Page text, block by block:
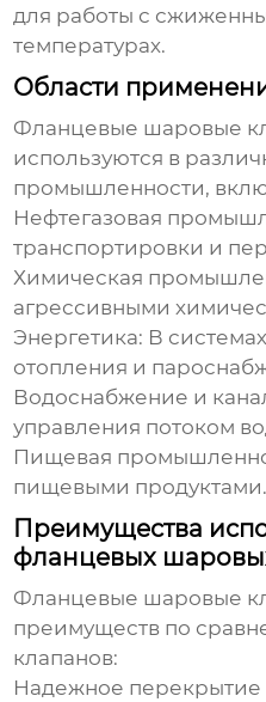
для работы с
температурах.
Области
Фланцевые шаровые
используются в
промышленности,
Нефтегазовая
транспортировки и
Химическая
агрессивными
Энергетика: В
отопления и
Водоснабжение и
управления потоком
Пищевая
пищевыми продуктами.
Преимущества
фланцевых
Фланцевые шаровые
преимуществ по
клапанов:
Надежное перекрытие